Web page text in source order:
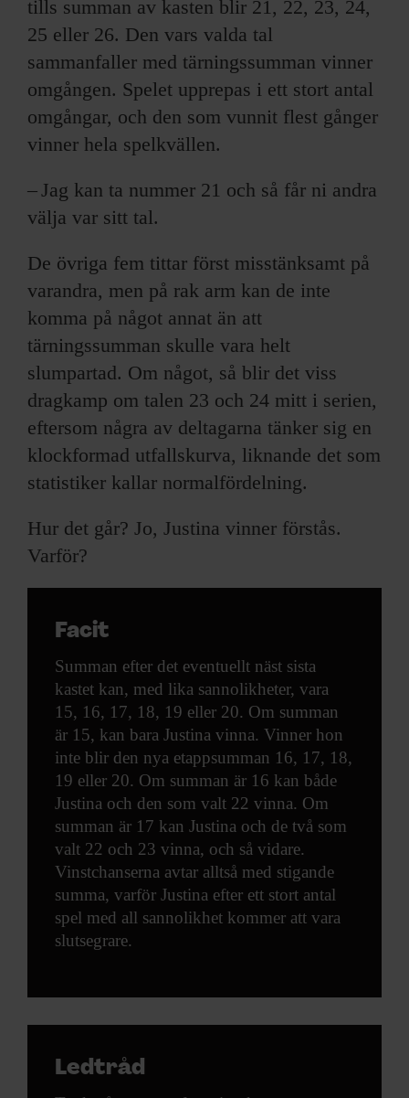
tills summan av kasten blir 21, 22, 23, 24,
25 eller 26. Den vars valda tal
sammanfaller med tärningssumman vinner
omgången. Spelet upprepas i ett stort antal
omgångar, och den som vunnit flest gånger
vinner hela spelkvällen.
– Jag kan ta nummer 21 och så får ni andra
välja var sitt tal.
De övriga fem tittar först misstänksamt på
varandra, men på rak arm kan de inte
komma på något annat än att
tärningssumman skulle vara helt
slumpartad. Om något, så blir det viss
dragkamp om talen 23 och 24 mitt i serien,
eftersom några av deltagarna tänker sig en
klockformad utfallskurva, liknande det som
statistiker kallar normalfördelning.
Hur det går? Jo, Justina vinner förstås.
Varför?
Facit
Summan efter det eventuellt näst sista
kastet kan, med lika sannolikheter, vara
15, 16, 17, 18, 19 eller 20. Om summan
är 15, kan bara Justina vinna. Vinner hon
inte blir den nya etappsumman 16, 17, 18,
19 eller 20. Om summan är 16 kan både
Justina och den som valt 22 vinna. Om
summan är 17 kan Justina och de två som
valt 22 och 23 vinna, och så vidare.
Vinstchanserna avtar alltså med stigande
summa, varför Justina efter ett stort antal
spel med all sannolikhet kommer att vara
slutsegrare.
Ledtråd